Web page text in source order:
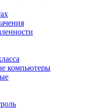
компьютеры